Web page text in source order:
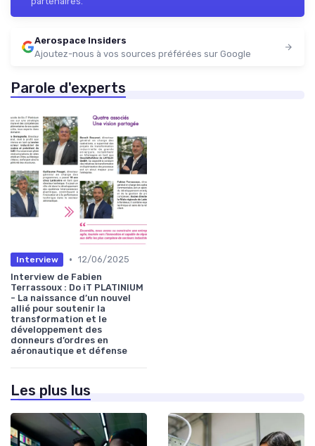
Aerospace Insiders
Ajoutez-nous à vos sources préférées sur Google
Parole d'experts
Interview • 12/06/2025
Interview de Fabien
Terrassoux : Do iT PLATINIUM
- La naissance d’un nouvel
allié pour soutenir la
transformation et le
développement des
donneurs d’ordres en
aéronautique et défense
Les plus lus